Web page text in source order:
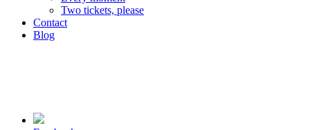
Two tickets, please
Contact
Blog